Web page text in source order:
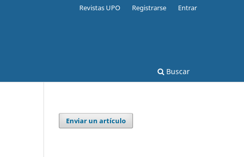
Buscar
Revistas UPO Registrarse Entrar
Enviar un artículo